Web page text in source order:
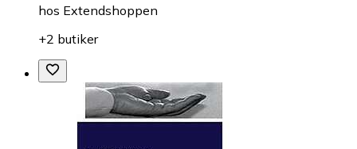
hos Extendshoppen
+2 butiker